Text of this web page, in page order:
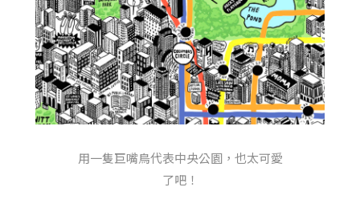
用一隻巨嘴鳥代表中央公園，也太可愛
了吧！